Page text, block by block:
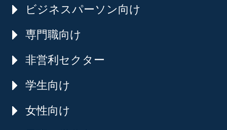
ビジネスパーソン向け
専門職向け
非営利セクター
学生向け
女性向け